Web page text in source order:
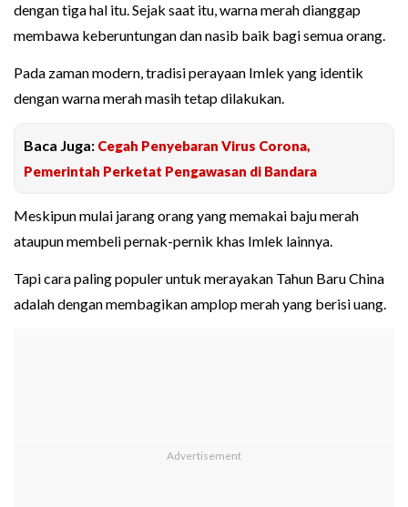
dengan tiga hal itu. Sejak saat itu, warna merah dianggap
membawa keberuntungan dan nasib baik bagi semua orang.
Pada zaman modern, tradisi perayaan Imlek yang identik
dengan warna merah masih tetap dilakukan.
Baca Juga: Cegah Penyebaran Virus Corona,
Pemerintah Perketat Pengawasan di Bandara
Meskipun mulai jarang orang yang memakai baju merah
ataupun membeli pernak-pernik khas Imlek lainnya.
Tapi cara paling populer untuk merayakan Tahun Baru China
adalah dengan membagikan amplop merah yang berisi uang.